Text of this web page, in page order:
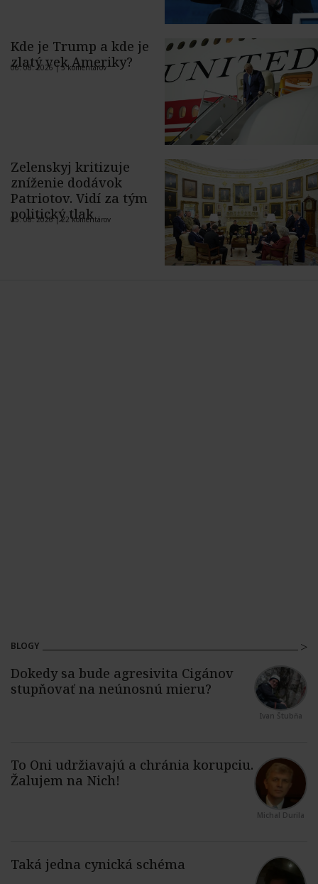
Kde je Trump a kde je
zlatý vek Ameriky?
06. 08. 2026 |5 komentárov
Zelenskyj kritizuje
zníženie dodávok
Patriotov. Vidí za tým
politický tlak
05. 08. 2026 |22 komentárov
BLOGY
Ivan Štubňa
Michal Durila